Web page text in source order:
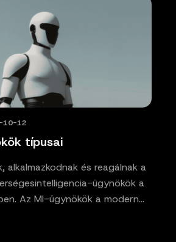
típusai
10-12
alkalmazkodnak és reagálnak a
ügynökök a
Az MI-ügynökök a modern…